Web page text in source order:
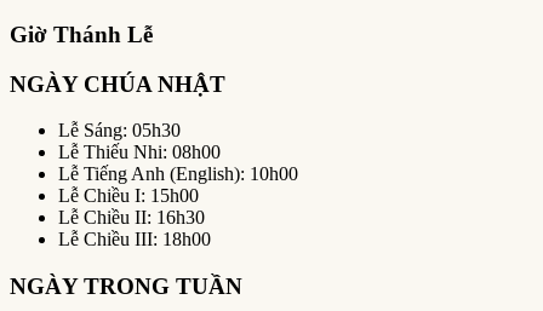
Giờ Thánh Lễ
NGÀY CHÚA NHẬT
Lễ Sáng: 05h30
Lễ Thiếu Nhi: 08h00
Lễ Tiếng Anh (English): 10h00
Lễ Chiều I: 15h00
Lễ Chiều II: 16h30
Lễ Chiều III: 18h00
NGÀY TRONG TUẦN